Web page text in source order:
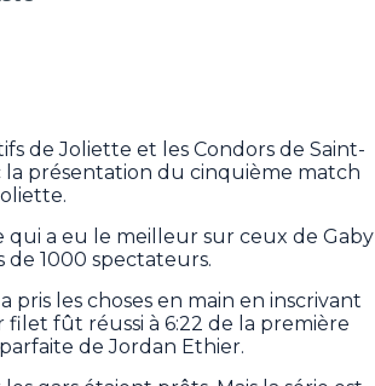
de Joliette et les Condors de Saint-
la présentation du cinquième match
qui a eu le meilleur sur ceux de Gaby
de 1000 spectateurs.
pris les choses en main en inscrivant
fût réussi à 6:22 de la première
de Jordan Ethier.